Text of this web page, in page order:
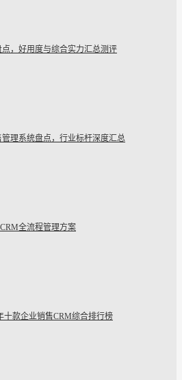
，好用度与综合实力汇总测评
理系统盘点，行业标杆深度汇总
全流程管理方案
十款企业销售CRM综合排行榜